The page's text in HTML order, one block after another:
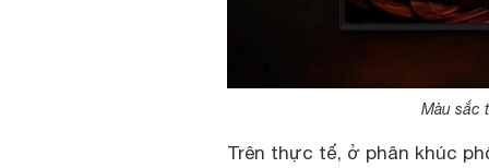
Màu sắc
Trên thực tế, ở phân khúc